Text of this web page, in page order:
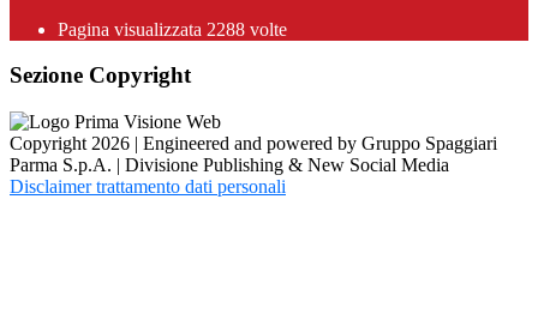
Pagina visualizzata 2288 volte
Sezione Copyright
Copyright 2026 | Engineered and powered by Gruppo Spaggiari
Parma S.p.A. | Divisione Publishing & New Social Media
Disclaimer trattamento dati personali